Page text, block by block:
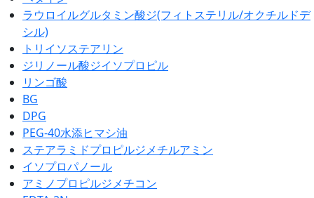
ラウロイルグルタミン酸ジ(フィトステリル/オクチルドデ
シル)
トリイソステアリン
ジリノール酸ジイソプロピル
リンゴ酸
BG
DPG
PEG-40水添ヒマシ油
ステアラミドプロピルジメチルアミン
イソプロパノール
アミノプロピルジメチコン